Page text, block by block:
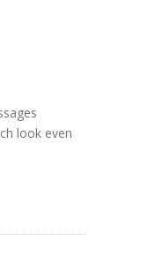
look even